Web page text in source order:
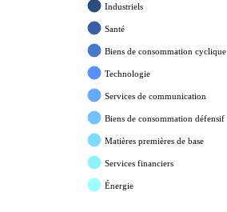
Industriels
Santé
Biens de consommation cyclique
Technologie
Services de communication
Biens de consommation défensif
Matières premières de base
Services financiers
Énergie